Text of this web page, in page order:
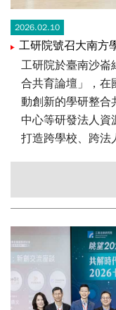
2026.02.10
工研院號召大南
工研院於臺南沙崙
合共育論壇」，在
動創新的學研整合
中心等研發法人資
打造跨學校、跨法